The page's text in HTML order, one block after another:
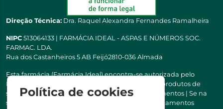
Direção Técnica: Dra. Raquel Alexandra Fernandes Ramalheira
NIPC 513064133 | FARMÁCIA IDEAL - ASPAS E NÚMEROS SOC.
FARMAC. LDA.
Rua dos Castanheiros 5 AB Feijó2810-036 Almada
Esta farmácia (Farmácia Ideal) encontra-se autorizada pelo
INFARMED para a dispensa de medicamentos e produtos de
saúde ao domicílio e através da internet. Medicamentos | Se na
sua receita tiver MSRM, MNSRM, MSRMV ou Medicamentos
Política de cookies